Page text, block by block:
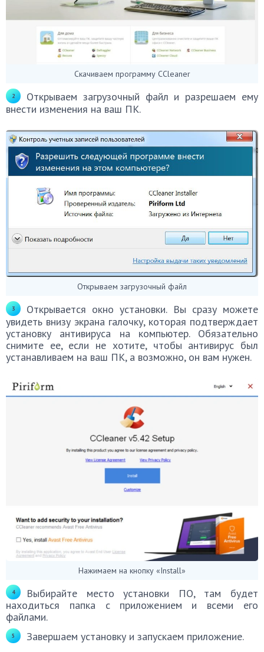
Скачиваем программу CCleaner
Открываем загрузочный файл и разрешаем ему
внести изменения на ваш ПК.
Открываем загрузочный файл
Открывается окно установки. Вы сразу можете
увидеть внизу экрана галочку, которая подтверждает
установку антивируса на компьютер. Обязательно
снимите ее, если не хотите, чтобы антивирус был
устанавливаем на ваш ПК, а возможно, он вам нужен.
Нажимаем на кнопку «Install»
Выбирайте место установки ПО, там будет
находиться папка с приложением и всеми его
файлами.
Завершаем установку и запускаем приложение.